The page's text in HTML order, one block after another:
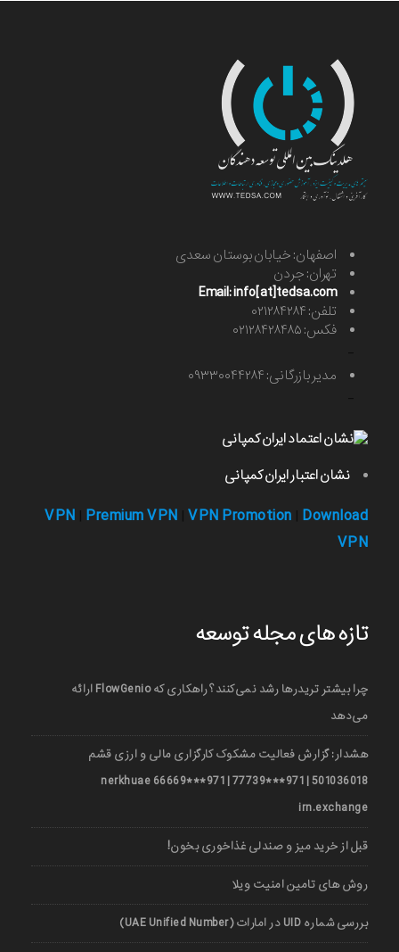
اصفهان: خیابان بوستان سعدی
تهران: جردن
Email: info[at]tedsa.com
تلفن: ۰۲۱۲۸۴۲۸۴
فکس: ۰۲۱۲۸۴۲۸۴۸۵
مدیر بازرگانی: ۰۹۳۳۰۰۴۴۲۸۴
نشان اعتبار ایران کمپانی
VPN Premium VPN VPN Promotion Download
VPN
تازه های مجله توسعه
چرا بیشتر تریدرها رشد نمی‌کنند؟ راهکاری که FlowGenio ارائه
می‌دهد
هشدار: گزارش فعالیت مشکوک کارگزاری مالی و ارزی قشم
501036018 | 971***77739 | 971***66669 nerkhuae
irn.exchange
قبل از خرید میز و صندلی غذاخوری بخون!
روش های تامین امنیت ویلا
بررسی شماره UID در امارات (UAE Unified Number)